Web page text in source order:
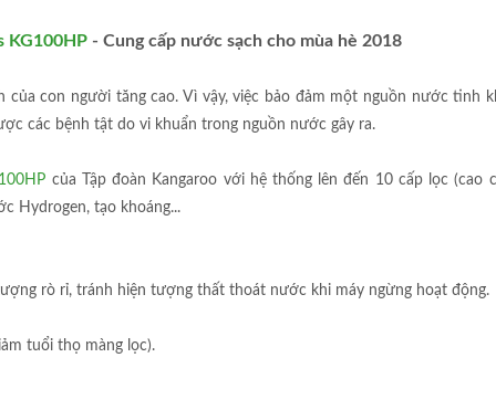
KG100HP - Cung cấp nước sạch cho mùa hè 2018
của con người tăng cao. Vì vậy, việc bảo đảm một nguồn nước tinh
các bệnh tật do vi khuẩn trong nguồn nước gây ra.
của Tập đoàn Kangaroo với hệ thống lên đến 10 cấp lọc (cao
Hydrogen, tạo khoáng...
rò rỉ, tránh hiện tượng thất thoát nước khi máy ngừng hoạt động.
tuổi thọ màng lọc).